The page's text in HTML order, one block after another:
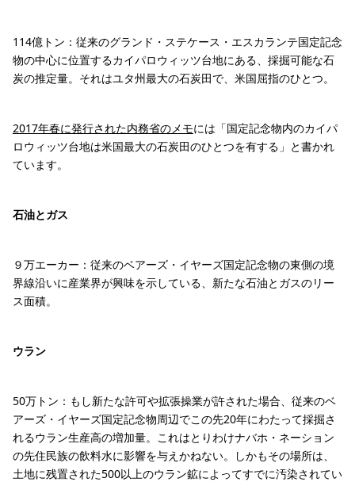
114億トン：従来のグランド・ステケース・エスカランテ国定記念
物の中心に位置するカイパロウィッツ台地にある、採掘可能な石
炭の推定量。それはユタ州最大の石炭田で、米国屈指のひとつ。
2017年春に発行された内務省のメモには「国定記念物内のカイパ
ロウィッツ台地は米国最大の石炭田のひとつを有する」と書かれ
ています。
石油とガス
９万エーカー：従来のベアーズ・イヤーズ国定記念物の東側の境
界線沿いに産業界が興味を示している、新たな石油とガスのリー
ス面積。
ウラン
50万トン：もし新たな許可や拡張操業が許された場合、従来のベ
アーズ・イヤーズ国定記念物周辺でこの先20年にわたって採掘さ
れるウラン生産高の増加量。これはとりわけナバホ・ネーション
の先住民族の飲料水に影響を与えかねない。しかもその場所は、
土地に残置された500以上のウラン鉱によってすでに汚染されてい